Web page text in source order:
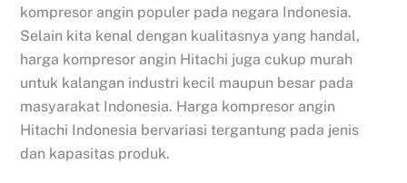
kompresor angin populer pada negara Indonesia.
Selain kita kenal dengan kualitasnya yang handal,
harga kompresor angin Hitachi juga cukup murah
untuk kalangan industri kecil maupun besar pada
masyarakat Indonesia. Harga kompresor angin
Hitachi Indonesia bervariasi tergantung pada jenis
dan kapasitas produk.